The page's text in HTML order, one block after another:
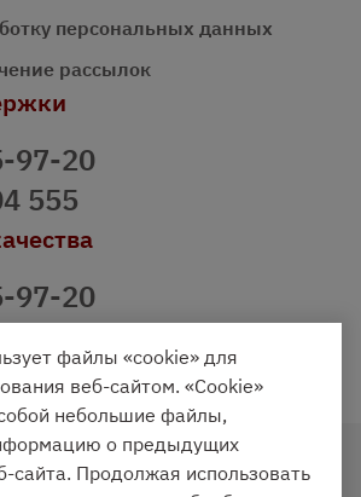
персональных данных
рассылок
97-20
555
97-20
Праздничный Стол.
- Vegas Studio
файлы «cookie» для
веб-сайтом. «Cookie»
небольшие файлы,
о предыдущих
сайта. Продолжая использовать